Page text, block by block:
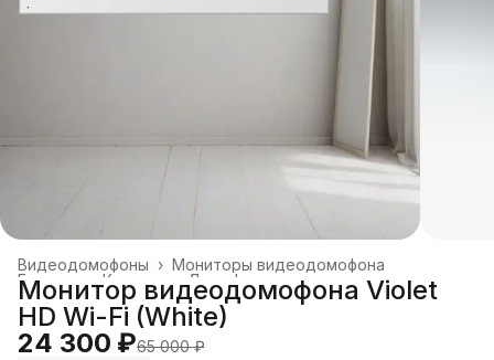
Мониторы видеодомофона
Видеодомофоны ›
Домофоны
Каталог
Главная
Монитор видеодомофона Violet
HD Wi-Fi (White)
24 300 ₽65 000 ₽